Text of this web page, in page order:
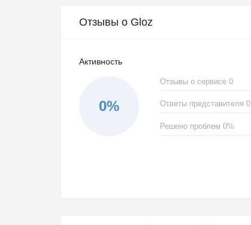
Отзывы о Gloz
Активность
0%
Отзывы о сервисе 0
Ответы представителя 0
Решено проблем 0%